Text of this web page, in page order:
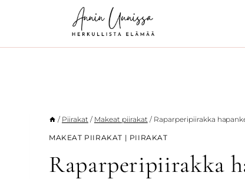
/ Piirakat / Makeat piirakat / Raparperipiirakka
MAKEAT PIIRAKAT | PIIRAKAT
Raparperipiirakka